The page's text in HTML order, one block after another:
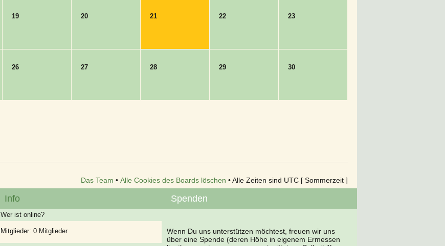
19 20 21 22 23
26 27 28 29 30
Das Team • Alle Cookies des Boards löschen • Alle Zeiten sind UTC [ Sommerzeit ]
Info
Wer ist online?
Mitglieder: 0 Mitglieder
Spenden
Wenn Du uns unterstützen möchtest, freuen wir uns
über eine Spende (deren Höhe in eigenem Ermessen